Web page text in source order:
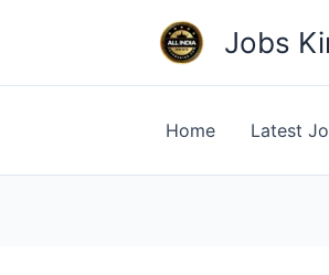
Jobs
Home Latest